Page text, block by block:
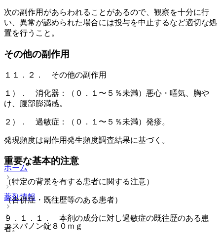
次の副作用があらわれることがあるので、観察を十分に行
い、異常が認められた場合には投与を中止するなど適切な処
置を行うこと。
その他の副作用
１１．２． その他の副作用
１）． 消化器：（０．１〜５％未満）悪心・嘔気、胸や
け、腹部膨満感。
２）． 過敏症：（０．１〜５％未満）発疹。
発現頻度は副作用発生頻度調査結果に基づく。
重要な基本的注意
（特定の背景を有する患者に関する注意）
（合併症・既往歴等のある患者）
９．１．１． 本剤の成分に対し過敏症の既往歴のある患
者。
ホーム
薬剤情報
コスパノン錠８０ｍｇ